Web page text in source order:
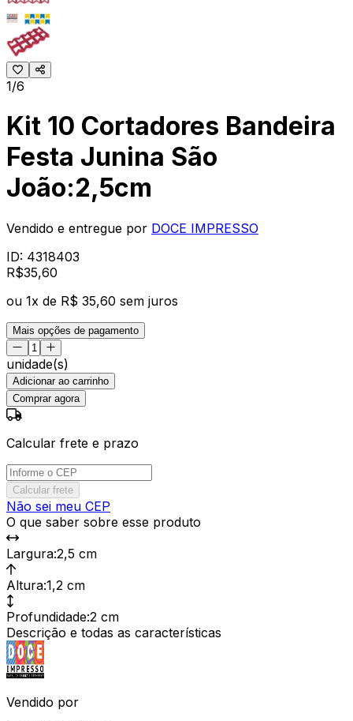
1/6
Kit 10 Cortadores Bandeira
Festa Junina São
João:2,5cm
Vendido e entregue por DOCE IMPRESSO
ID: 4318403
R$35,60
ou 1x de R$ 35,60 sem juros
Mais opções de pagamento
unidade(s)
Adicionar ao carrinho
Comprar agora
Calcular frete e prazo
Calcular frete
Não sei meu CEP
O que saber sobre esse produto
Largura:2,5 cm
Altura:1,2 cm
Profundidade:2 cm
Descrição e todas as características
Vendido por